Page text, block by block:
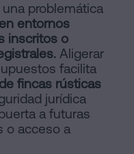
problemática
entornos
inscritos o
Aligerar
facilita
fincas rústicas
jurídica
a futuras
o acceso a